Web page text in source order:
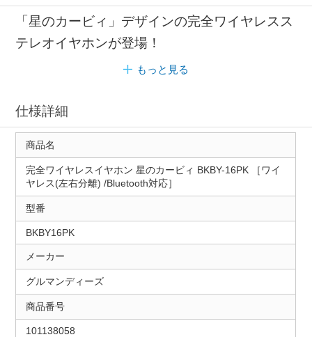
「星のカービィ」デザインの完全ワイヤレスス
テレオイヤホンが登場！
もっと見る
仕様詳細
商品名
完全ワイヤレスイヤホン 星のカービィ BKBY-16PK ［ワイ
ヤレス(左右分離) /Bluetooth対応］
型番
BKBY16PK
メーカー
グルマンディーズ
商品番号
101138058